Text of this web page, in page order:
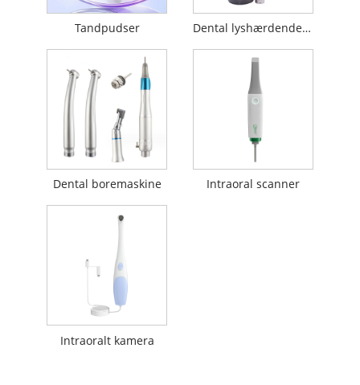
Tandpudser Dental lyshærdende lampe
Dental boremaskine Intraoral scanner
Intraoralt kamera